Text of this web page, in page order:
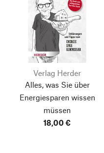
Verlag Herder
Alles, was Sie über
Energiesparen wissen
müssen
18,00 €